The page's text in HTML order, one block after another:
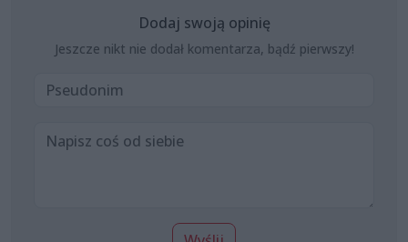
Dodaj swoją opinię
Jeszcze nikt nie dodał komentarza, bądź pierwszy!